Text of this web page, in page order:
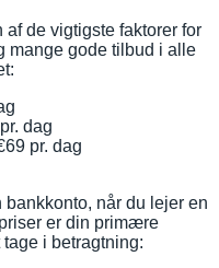
de vigtigste faktorer for
mange gode tilbud i alle
dag
pr. dag
når du lejer en
er din primære
i betragtning: